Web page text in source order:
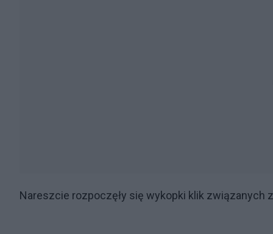
Nareszcie rozpoczęły się wykopki klik związanych